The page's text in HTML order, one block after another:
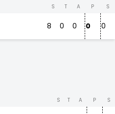
S T A P S
8 0 0 0 0
S T A P S